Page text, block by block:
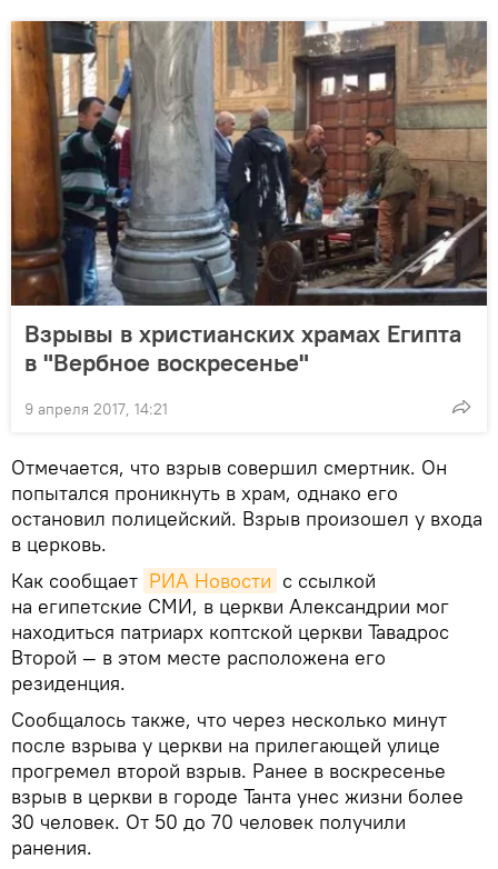
Взрывы в христианских храмах Египта
в "Вербное воскресенье"
9 апреля 2017, 14:21
Отмечается, что взрыв совершил смертник. Он
попытался проникнуть в храм, однако его
остановил полицейский. Взрыв произошел у входа
в церковь.
Как сообщает РИА Новости с ссылкой
на египетские СМИ, в церкви Александрии мог
находиться патриарх коптской церкви Тавадрос
Второй — в этом месте расположена его
резиденция.
Сообщалось также, что через несколько минут
после взрыва у церкви на прилегающей улице
прогремел второй взрыв. Ранее в воскресенье
взрыв в церкви в городе Танта унес жизни более
30 человек. От 50 до 70 человек получили
ранения.